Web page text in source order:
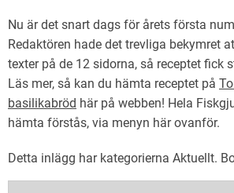
Nu är det snart dags för årets första
Redaktören hade det trevliga bekymret
texter på de 12 sidorna, så receptet fick
Läs mer, så kan du hämta receptet på
basilikabröd här på webben! Hela
hämta förstås, via menyn här ovanför.
Detta inlägg har kategorierna Aktuellt.